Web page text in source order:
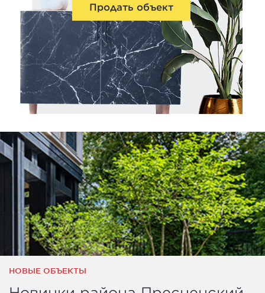
Продать объект
НОВЫЕ ОБЪЕКТЫ